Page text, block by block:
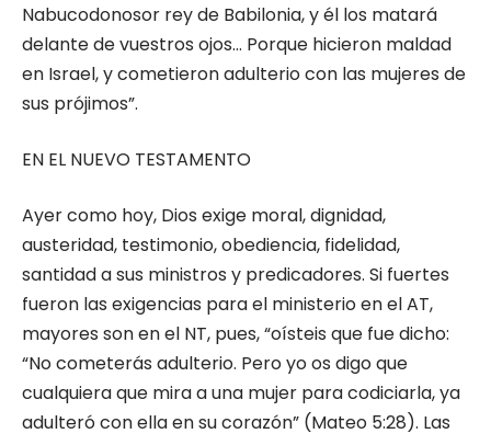
Nabucodonosor rey de Babilonia, y él los matará
delante de vuestros ojos… Porque hicieron maldad
en Israel, y cometieron adulterio con las mujeres de
sus prójimos”.
EN EL NUEVO TESTAMENTO
Ayer como hoy, Dios exige moral, dignidad,
austeridad, testimonio, obediencia, fidelidad,
santidad a sus ministros y predicadores. Si fuertes
fueron las exigencias para el ministerio en el AT,
mayores son en el NT, pues, “oísteis que fue dicho:
“No cometerás adulterio. Pero yo os digo que
cualquiera que mira a una mujer para codiciarla, ya
adulteró con ella en su corazón” (Mateo 5:28). Las